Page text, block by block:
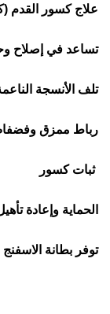
علاج كسور القدم
تساعد في إصلاح
تلف الأنسجة
رباط ممزق
ثبات كسور
الحماية وإعادة
توفر بطانة